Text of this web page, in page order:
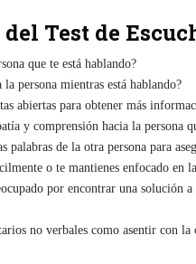
Test de
que te está hablando?
la persona mientras está hablando?
abiertas para obtener más
y comprensión hacia la persona
palabras de la otra persona para
o te mantienes enfocado en
por encontrar una solución
no verbales como asentir con